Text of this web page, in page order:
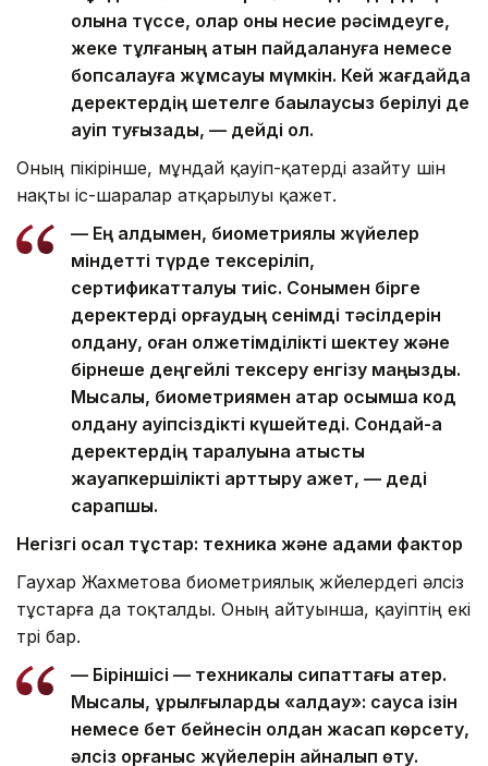
қолына түссе, олар оны несие рәсімдеуге,
жеке тұлғаның атын пайдалануға немесе
бопсалауға жұмсауы мүмкін. Кей жағдайда
деректердің шетелге бақылаусыз берілуі де
қауіп туғызады, — дейді ол.
Оның пікірінше, мұндай қауіп-қатерді азайту үшін
нақты іс-шаралар атқарылуы қажет.
— Ең алдымен, биометриялық жүйелер
міндетті түрде тексеріліп,
сертификатталуы тиіс. Сонымен бірге
деректерді қорғаудың сенімді тәсілдерін
қолдану, оған қолжетімділікті шектеу және
бірнеше деңгейлі тексеру енгізу маңызды.
Мысалы, биометриямен қатар қосымша код
қолдану қауіпсіздікті күшейтеді. Сондай-ақ
деректердің таралуына қатысты
жауапкершілікті арттыру қажет, — деді
сарапшы.
Негізгі осал тұстар: техника және адами фактор
Гаухар Жахметова биометриялық жүйелердегі әлсіз
тұстарға да тоқталды. Оның айтуынша, қауіптің екі
түрі бар.
— Біріншісі — техникалық сипаттағы қатер.
Мысалы, құрылғыларды «алдау»: саусақ ізін
немесе бет бейнесін қолдан жасап көрсету,
әлсіз қорғаныс жүйелерін айналып өту.